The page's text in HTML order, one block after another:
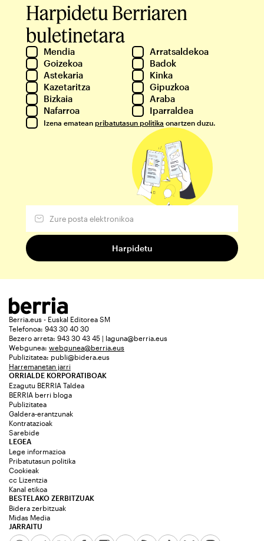
Harpidetu Berriaren
buletinetara
Mendia
Arratsaldekoa
Goizekoa
Badok
Astekaria
Kinka
Kazetaritza
Gipuzkoa
Bizkaia
Araba
Nafarroa
Iparraldea
Izena ematean pribatutasun politika onartzen duzu.
Berria.eus - Euskal Editorea SM
Telefonoa: 943 30 40 30
Bezero arreta: 943 30 43 45 | laguna@berria.eus
Webgunea: webgunea@berria.eus
Publizitatea: publi@bidera.eus
Harremanetan jarri
ORRIALDE KORPORATIBOAK
Ezagutu BERRIA Taldea
BERRIA berri bloga
Publizitatea
Galdera-erantzunak
Kontratazioak
Sarebide
JARRAITU
LEGEA
Lege informazioa
Pribatutasun politika
Cookieak
cc Lizentzia
Kanal etikoa
BESTELAKO ZERBITZUAK
Bidera zerbitzuak
Midas Media